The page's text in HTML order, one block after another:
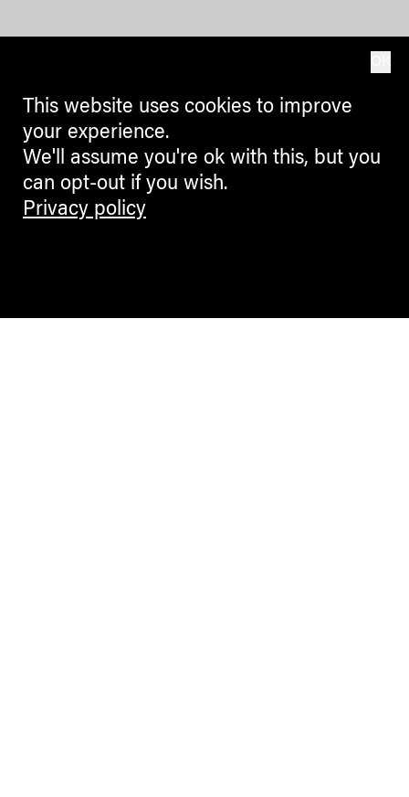
This website uses cookies to improve
your experience.
We'll assume you're ok with this, but you
can opt-out if you wish.
Privacy policy